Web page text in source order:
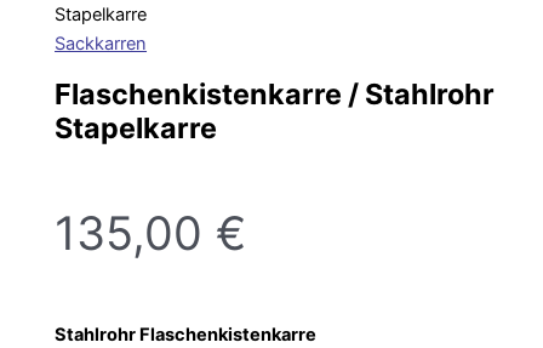
Stapelkarre
Sackkarren
Flaschenkistenkarre / Stahlrohr
Stapelkarre
135,00 €
Stahlrohr Flaschenkistenkarre